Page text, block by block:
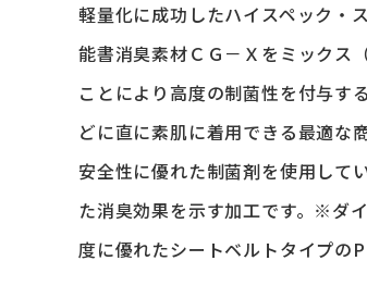
軽量化に成功したハイスペック・
能書消臭素材ＣＧ－Ｘをミックス
ことにより高度の制菌性を付与す
どに直に素肌に着用できる最適な商
安全性に優れた制菌剤を使用して
た消臭効果を示す加工です。※ダ
度に優れたシートベルトタイプの